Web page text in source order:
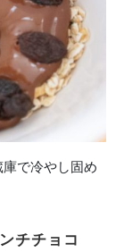
で冷やし固め
チチョコ